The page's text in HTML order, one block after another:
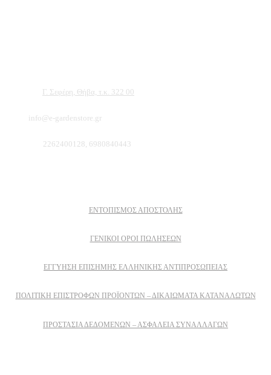
Γ. Σεφέρη, Θήβα, τ.κ. 322 00
info@e-gardenstore.gr
2262400128, 6980840443
ΕΝΤΟΠΙΣΜΟΣ ΑΠΟΣΤΟΛΗΣ
ΓΕΝΙΚΟΙ ΟΡΟΙ ΠΩΛΗΣΕΩΝ
ΕΓΓΎΗΣΗ ΕΠΊΣΗΜΗΣ ΕΛΛΗΝΙΚΉΣ ΑΝΤΙΠΡΟΣΩΠΕΊΑΣ
ΠΟΛΙΤΙΚΉ ΕΠΙΣΤΡΟΦΏΝ ΠΡΟΪΌΝΤΩΝ – ΔΙΚΑΙΏΜΑΤΑ ΚΑΤΑΝΑΛΩΤΏΝ
ΠΡΟΣΤΑΣΊΑ ΔΕΔΟΜΈΝΩΝ – ΑΣΦΆΛΕΙΑ ΣΥΝΑΛΛΑΓΏΝ